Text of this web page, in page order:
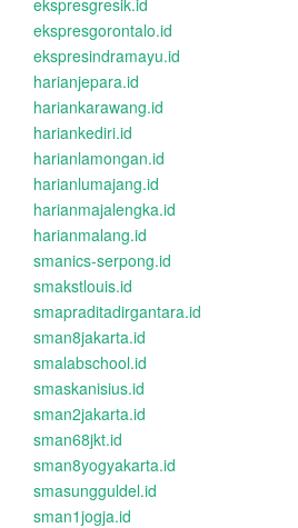
ekspresgresik.id
ekspresgorontalo.id
ekspresindramayu.id
harianjepara.id
hariankarawang.id
hariankediri.id
harianlamongan.id
harianlumajang.id
harianmajalengka.id
harianmalang.id
smanics-serpong.id
smakstlouis.id
smapraditadirgantara.id
sman8jakarta.id
smalabschool.id
smaskanisius.id
sman2jakarta.id
sman68jkt.id
sman8yogyakarta.id
smasungguldel.id
sman1jogja.id